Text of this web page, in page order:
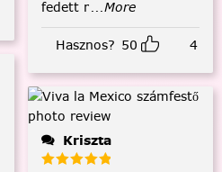
fedett r...More
Hasznos? 50 4
Kriszta